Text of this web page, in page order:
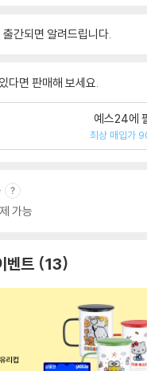
간되면 알려드립니다.
다면 판매해 보세요.
예스24에
최상 매입가
가능
벤트 13